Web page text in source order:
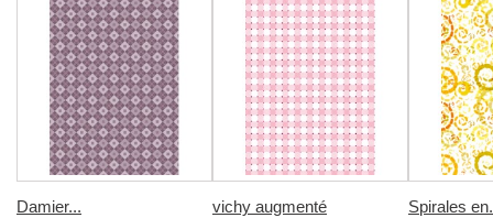
Damier... vichy augmenté Spirales